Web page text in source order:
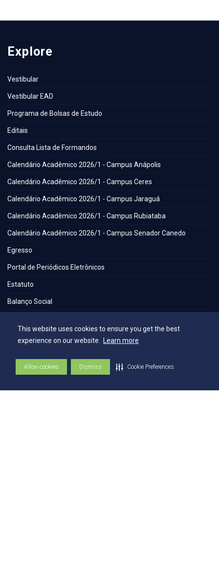
This website uses cookies to ensure you get the best
experience on our website. Learn more
Allow cookies Dismiss Cookie Preferences
Explore
Vestibular
Vestibular EAD
Programa de Bolsas de Estudo
Editais
Consulta Lista de Formandos
Calendário Acadêmico 2026/1 - Campus Anápolis
Calendário Acadêmico 2026/1 - Campus Ceres
Calendário Acadêmico 2026/1 - Campus Jaraguá
Calendário Acadêmico 2026/1 - Campus Rubiataba
Calendário Acadêmico 2026/1 - Campus Senador Canedo
Egresso
Portal de Periódicos Eletrônicos
Estatuto
Balanço Social
Secretaria Geral